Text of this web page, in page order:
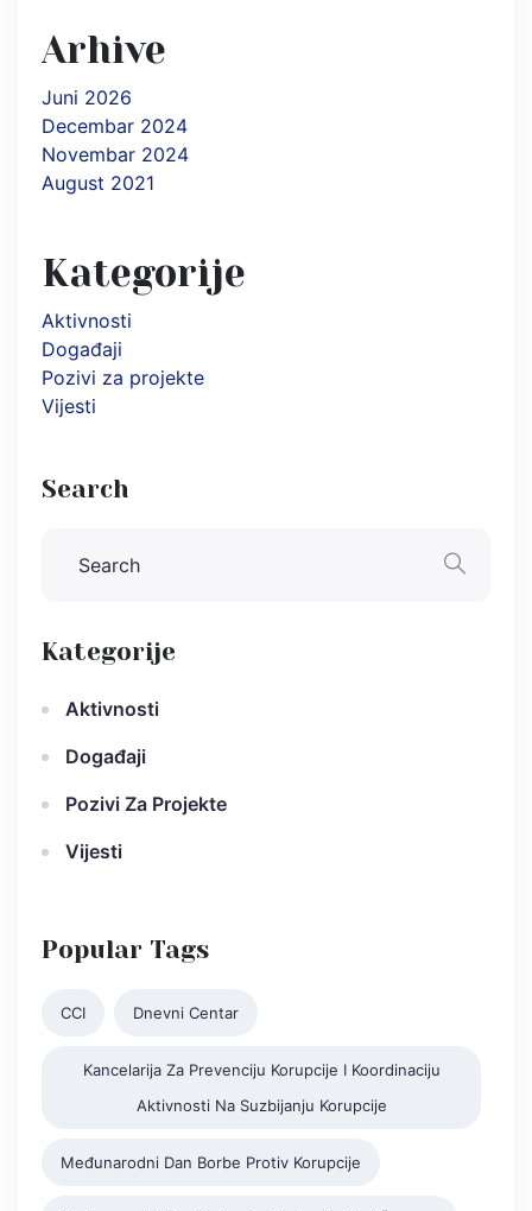
Arhive
Juni 2026
Decembar 2024
Novembar 2024
August 2021
Kategorije
Aktivnosti
Događaji
Pozivi za projekte
Vijesti
Search
Kategorije
Aktivnosti
Događaji
Pozivi Za Projekte
Vijesti
Popular Tags
CCI Dnevni Centar
Kancelarija Za Prevenciju Korupcije I Koordinaciju
Aktivnosti Na Suzbijanju Korupcije
Međunarodni Dan Borbe Protiv Korupcije